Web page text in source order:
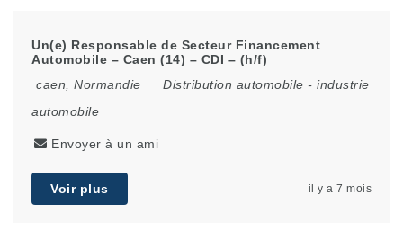
Un(e) Responsable de Secteur Financement
Automobile – Caen (14) – CDI – (h/f)
caen
Normandie Distribution automobile - industrie
automobile
Envoyer à un ami
Voir plus il y a 7 mois